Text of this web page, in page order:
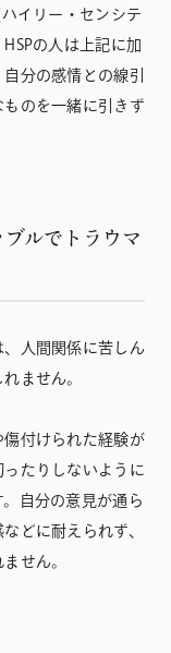
イリー・センシテ
の人は上記に加
分の感情との線引
のを一緒に引きず
ルでトラウマ
、人間関係に苦しん
ません。
付けられた経験が
ったりしないように
自分の意見が通ら
どに耐えられず、
せん。